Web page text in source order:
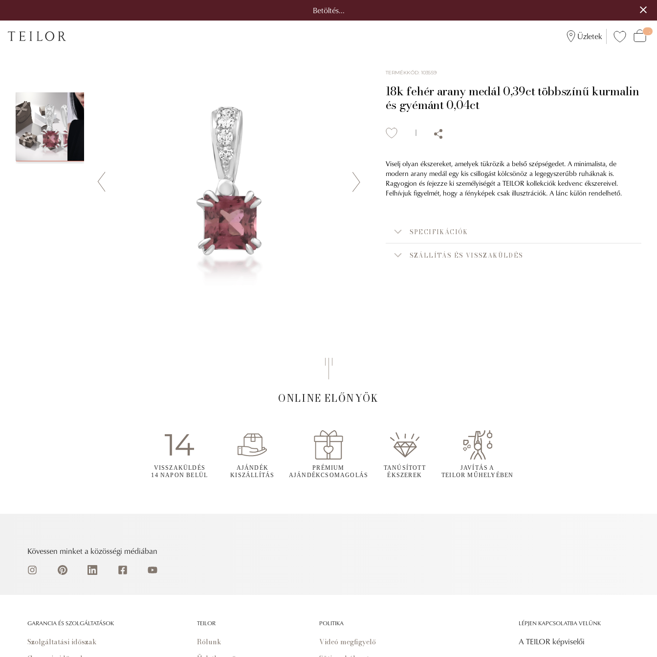
Betöltés...
Üzletek
TERMÉKKÓD:103559
18k fehér arany medál 0,39ct többszínű kurmalin
és gyémánt 0,04ct
Viselj olyan ékszereket, amelyek tükrözik a belső szépségedet. A minimalista, de
modern arany medál egy kis csillogást kölcsönöz a legegyszerűbb ruháknak is.
Ragyogjon és fejezze ki személyiségét a TEILOR kollekciók kedvenc ékszereivel.
Felhívjuk figyelmét, hogy a fényképek csak illusztrációk. A lánc külön rendelhető.
SPECIFIKÁCIÓK
SZÁLLÍTÁS ÉS VISSZAKÜLDÉS
ONLINE ELŐNYÖK
VISSZAKÜLDÉS
14 NAPON BELÜL
AJÁNDÉK
KISZÁLLÍTÁS
PRÉMIUM
AJÁNDÉKCSOMAGOLÁS
TANÚSÍTOTT
ÉKSZEREK
JAVÍTÁS A
TEILOR MŰHELYÉBEN
Kövessen minket a közösségi médiában
GARANCIA ÉS SZOLGÁLTATÁSOK
Szolgáltatási időszak
TEILOR
Rólunk
POLITIKA
Videó megfigyelő
LÉPJEN KAPCSOLATBA VELÜNK
A TEILOR képviselői